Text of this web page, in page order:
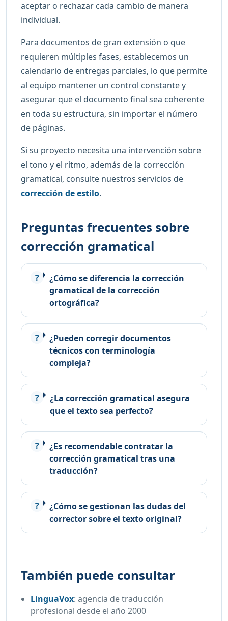
aceptar o rechazar cada cambio de manera
individual.
Para documentos de gran extensión o que
requieren múltiples fases, establecemos un
calendario de entregas parciales, lo que permite
al equipo mantener un control constante y
asegurar que el documento final sea coherente
en toda su estructura, sin importar el número
de páginas.
Si su proyecto necesita una intervención sobre
el tono y el ritmo, además de la corrección
gramatical, consulte nuestros servicios de
corrección de estilo.
Preguntas frecuentes sobre
corrección gramatical
¿Cómo se diferencia la corrección
gramatical de la corrección
ortográfica?
¿Pueden corregir documentos
técnicos con terminología
compleja?
¿La corrección gramatical asegura
que el texto sea perfecto?
¿Es recomendable contratar la
corrección gramatical tras una
traducción?
¿Cómo se gestionan las dudas del
corrector sobre el texto original?
También puede consultar
LinguaVox:agencia de traducción
profesional desde el año 2000